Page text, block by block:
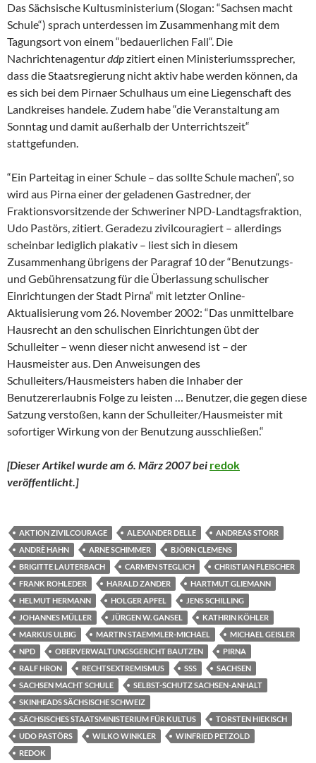
Das Sächsische Kultusministerium (Slogan: “Sachsen macht
Schule“) sprach unterdessen im Zusammenhang mit dem
Tagungsort von einem “bedauerlichen Fall“. Die
Nachrichtenagenturddpzitiert einen Ministeriumssprecher,
dass die Staatsregierung nicht aktiv habe werden können, da
es sich bei dem Pirnaer Schulhaus um eine Liegenschaft des
Landkreises handele. Zudem habe “die Veranstaltung am
Sonntag und damit außerhalb der Unterrichtszeit“
stattgefunden.
“Ein Parteitag in einer Schule – das sollte Schule machen“, so
wird aus Pirna einer der geladenen Gastredner, der
Fraktionsvorsitzende der Schweriner NPD-Landtagsfraktion,
Udo Pastörs, zitiert. Geradezu zivilcouragiert – allerdings
scheinbar lediglich plakativ – liest sich in diesem
Zusammenhang übrigens der Paragraf 10 der “Benutzungs-
und Gebührensatzung für die Überlassung schulischer
Einrichtungen der Stadt Pirna“ mit letzter Online-
Aktualisierung vom 26. November 2002: “Das unmittelbare
Hausrecht an den schulischen Einrichtungen übt der
Schulleiter – wenn dieser nicht anwesend ist – der
Hausmeister aus. Den Anweisungen des
Schulleiters/Hausmeisters haben die Inhaber der
Benutzererlaubnis Folge zu leisten … Benutzer, die gegen diese
Satzung verstoßen, kann der Schulleiter/Hausmeister mit
sofortiger Wirkung von der Benutzung ausschließen.“
[Dieser Artikel wurde am 6. März 2007 bei redok
veröffentlicht.]
AKTION ZIVILCOURAGE ALEXANDER DELLE
ANDREAS STORR
ANDRÈ HAHN
ARNE SCHIMMER
BJÖRN CLEMENS
BRIGITTE LAUTERBACH
CARMEN STEGLICH
CHRISTIAN FLEISCHER
FRANK ROHLEDER
HARALD ZANDER
HARTMUT GLIEMANN
HELMUT HERMANN
HOLGER APFEL
JENS SCHILLING
JOHANNES MÜLLER
JÜRGEN W. GANSEL
KATHRIN KÖHLER
MARKUS ULBIG
MARTIN STAEMMLER-MICHAEL
MICHAEL GEISLER
NPD
OBERVERWALTUNGSGERICHT BAUTZEN
PIRNA
RALF HRON
RECHTSEXTREMISMUS SSS
SACHSEN
SACHSEN MACHT SCHULE
SELBST-SCHUTZ SACHSEN-ANHALT
SKINHEADS SÄCHSISCHE SCHWEIZ
SÄCHSISCHES STAATSMINISTERIUM FÜR KULTUS
TORSTEN HIEKISCH
UDO PASTÖRS
WILKO WINKLER
WINFRIED PETZOLD
REDOK